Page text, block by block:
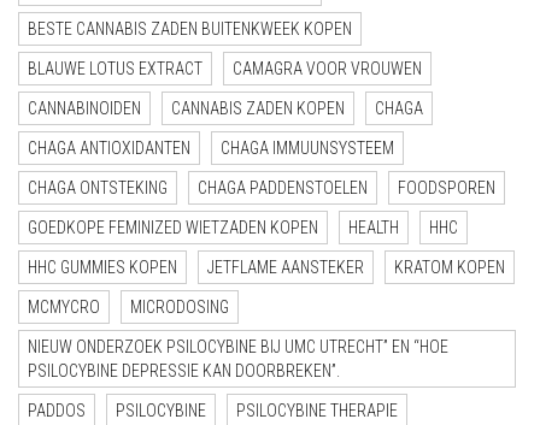
BESTE CANNABIS ZADEN BUITENKWEEK KOPEN
BLAUWE LOTUS EXTRACT CAMAGRA VOOR VROUWEN
CANNABINOIDEN CANNABIS ZADEN KOPEN CHAGA
CHAGA ANTIOXIDANTEN CHAGA IMMUUNSYSTEEM
CHAGA ONTSTEKING CHAGA PADDENSTOELEN FOODSPOREN
GOEDKOPE FEMINIZED WIETZADEN KOPEN HEALTH HHC
HHC GUMMIES KOPEN JETFLAME AANSTEKER KRATOM KOPEN
MCMYCRO MICRODOSING
NIEUW ONDERZOEK PSILOCYBINE BIJ UMC UTRECHT” EN “HOE
PSILOCYBINE DEPRESSIE KAN DOORBREKEN”.
PADDOS PSILOCYBINE PSILOCYBINE THERAPIE